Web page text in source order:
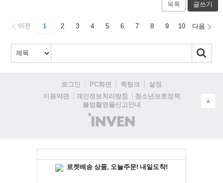
목록 글쓰기
이전 1 2 3 4 5 6 7 8 9 10 다음
로그인 PC화면 퀵링크
설정
이용약관
개인정보처리방침
청소년보호정책
불법촬영물신고안내
(주)
인
▲